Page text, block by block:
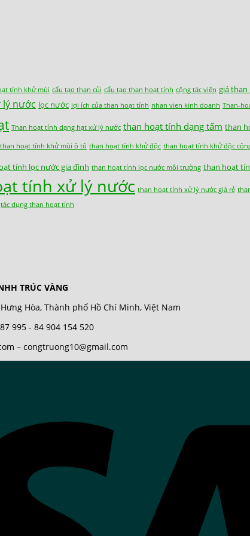
tính khử mùi cấu tạo than củi cấu tạo than hoạt tính cộng tác viên giá
nước lọc nước lợi ích của than hoạt tính nhan vien kinh doanh Than-
Than hoạt tính dạng hạt xử lý nước than hoạt tính dạng tấm than
than hoạt tính khử mùi ô tô than hoạt tính khử độc than hoạt tính khử độc
tính lọc nước gia đình than hoạt tính lọc nước môi trường than hoạt
tính xử lý nước than hoạt tính xử lý nước giá rẻ
tác dụng than hoạt tính
TRÚC VÀNG
Hòa, Thành phố Hồ Chí Minh, Việt Nam
995 - 84 904 154 520
– congtruong10@gmail.com